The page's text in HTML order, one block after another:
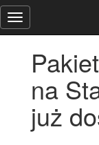
na
już